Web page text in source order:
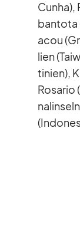
Cunha),
ban­tota
a­cou
lien
ti­nien),
Ro­sa­rio